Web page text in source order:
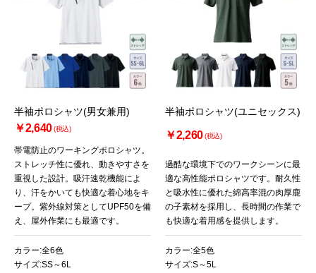
半袖ポロシャツ(男女兼用)
￥2,640(税込)
帯電防止のワーキングポロシャツ。
ストレッチ性に優れ、動きやすさを
重視した設計。吸汗速乾機能によ
り、汗をかいても快適な着心地をキ
ープ。紫外線対策としてUPF50を備
え、屋外作業にも最適です。
カラー:全6色
サイズ:SS～6L
半袖ポロシャツ(ユニセックス)
￥2,260(税込)
過酷な環境下でのワークシーンに最
適な高性能ポロシャツです。耐久性
と吸水性に優れた綿高率混の肉厚鹿
の子素材を採用し、長時間の作業で
も快適な着用感を提供します。
カラー:全5色
サイズ:S～5L